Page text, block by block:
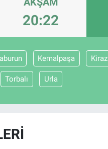
20:22
Kemalpaşa Kiraz
Torbalı Urla